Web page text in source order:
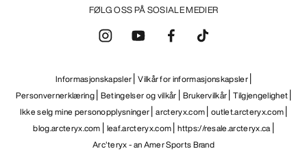
FØLG OSS PÅ SOSIALE MEDIER
Informasjonskapsler Vilkår for informasjonskapsler
Personvernerklæring Betingelser og vilkår Brukervilkår Tilgjengelighet
Ikke selg mine personopplysninger arcteryx.com outlet.arcteryx.com
blog.arcteryx.com leaf.arcteryx.com https://resale.arcteryx.ca
Arc'teryx - an Amer Sports Brand